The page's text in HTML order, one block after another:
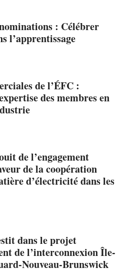
: Célébrer
l’apprentissage
de l’ÉFC :
des membres en
de l’engagement
de la coopération
d’électricité dans les
dans le projet
de l’interconnexion Île-
Nouveau-Brunswick